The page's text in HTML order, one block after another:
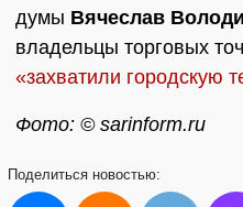
думы Вячеслав
владельцы торговых
«захватили городскую
Фото: © sarinform.ru
Поделиться новостью: